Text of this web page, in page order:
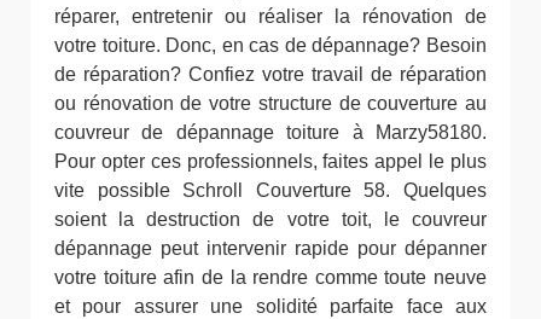
réparer, entretenir ou réaliser la rénovation de
votre toiture. Donc, en cas de dépannage? Besoin
de réparation? Confiez votre travail de réparation
ou rénovation de votre structure de couverture au
couvreur de dépannage toiture à Marzy58180.
Pour opter ces professionnels, faites appel le plus
vite possible Schroll Couverture 58. Quelques
soient la destruction de votre toit, le couvreur
dépannage peut intervenir rapide pour dépanner
votre toiture afin de la rendre comme toute neuve
et pour assurer une solidité parfaite face aux